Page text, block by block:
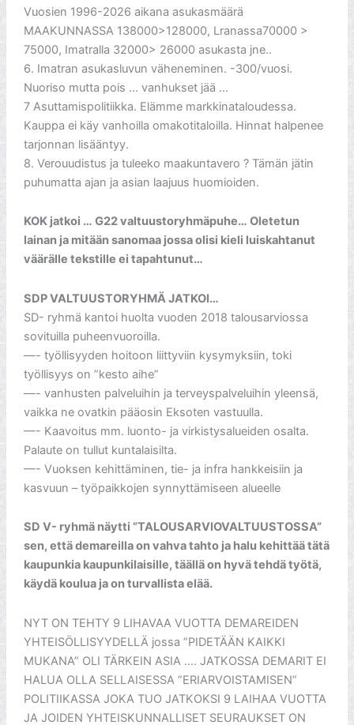
Vuosien 1996-2026 aikana asukasmäärä
MAAKUNNASSA 138000>128000, Lranassa70000 >
75000, Imatralla 32000> 26000 asukasta jne..
6. Imatran asukasluvun väheneminen. -300/vuosi.
Nuoriso mutta pois … vanhukset jää …
7 Asuttamispolitiikka. Elämme markkinataloudessa.
Kauppa ei käy vanhoilla omakotitaloilla. Hinnat halpenee
tarjonnan lisääntyy.
8. Verouudistus ja tuleeko maakuntavero ? Tämän jätin
puhumatta ajan ja asian laajuus huomioiden.
KOK jatkoi … G22 valtuustoryhmäpuhe… Oletetun
lainan ja mitään sanomaa jossa olisi kieli luiskahtanut
väärälle tekstille ei tapahtunut…
SDP VALTUUSTORYHMÄ JATKOI…
SD- ryhmä kantoi huolta vuoden 2018 talousarviossa
sovituilla puheenvuoroilla.
—- työllisyyden hoitoon liittyviin kysymyksiin, toki
työllisyys on ”kesto aihe”
—- vanhusten palveluihin ja terveyspalveluihin yleensä,
vaikka ne ovatkin pääosin Eksoten vastuulla.
—- Kaavoitus mm. luonto- ja virkistysalueiden osalta.
Palaute on tullut kuntalaisilta.
—- Vuoksen kehittäminen, tie- ja infra hankkeisiin ja
kasvuun – työpaikkojen synnyttämiseen alueelle
SD V- ryhmä näytti ”TALOUSARVIOVALTUUSTOSSA”
sen, että demareilla on vahva tahto ja halu kehittää tätä
kaupunkia kaupunkilaisille, täällä on hyvä tehdä työtä,
käydä koulua ja on turvallista elää.
NYT ON TEHTY 9 LIHAVAA VUOTTA DEMAREIDEN
YHTEISÖLLISYYDELLÄ jossa ”PIDETÄÄN KAIKKI
MUKANA” OLI TÄRKEIN ASIA …. JATKOSSA DEMARIT EI
HALUA OLLA SELLAISESSA ”ERIARVOISTAMISEN”
POLITIIKASSA JOKA TUO JATKOKSI 9 LAIHAA VUOTTA
JA JOIDEN YHTEISKUNNALLISET SEURAUKSET ON